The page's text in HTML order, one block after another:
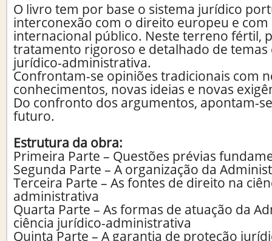
O livro tem por base o sistema jurídico
interconexão com o direito europeu e
internacional público. Neste terreno fértil,
tratamento rigoroso e detalhado de temas
jurídico-administrativa.
Confrontam-se opiniões tradicionais com
conhecimentos, novas ideias e novas
Do confronto dos argumentos, apontam-
futuro.
Estrutura da obra:
Primeira Parte – Questões prévias
Segunda Parte – A organização da
Terceira Parte – As fontes de direito na
administrativa
Quarta Parte – As formas de atuação da
ciência jurídico-administrativa
Quinta Parte – A garantia de proteção